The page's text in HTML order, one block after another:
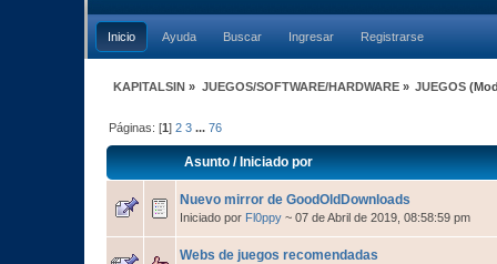
Inicio Ayuda Buscar Ingresar Registrarse
KAPITALSIN » JUEGOS/SOFTWARE/HARDWARE» JUEGOS
Páginas: [1]2 3 ...76
Asunto/Iniciado por
Nuevo mirror de GoodOldDownloads
Iniciado por Fl0ppy ~ 07 de Abril de 2019, 08:58:59 pm
Webs de juegos recomendadas